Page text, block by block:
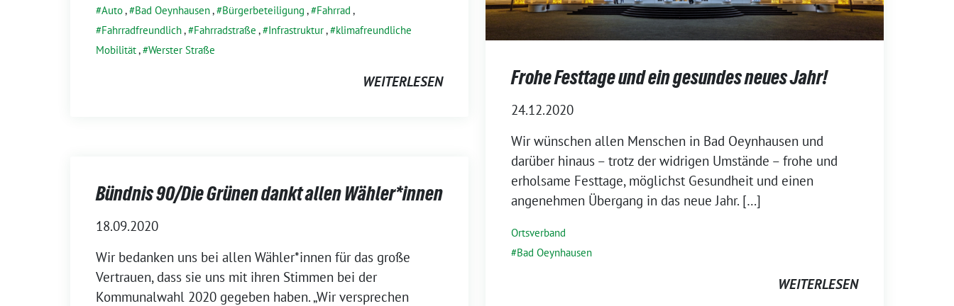
Auto, Bad Oeynhausen, Bürgerbeteiligung , Fahrrad ,
Fahrradfreundlich, Fahrradstraße , Infrastruktur,
klimafreundliche
Mobilität, Werster Straße
WEITERLESEN Frohe Festtage und ein gesundes neues Jahr!
24.12.2020
Wir wünschen allen Menschen in Bad Oeynhausen und
darüber hinaus – trotz der widrigen Umstände – frohe und
erholsame Festtage, möglichst Gesundheit und einen
angenehmen Übergang in das neue Jahr. […]
Ortsverband
Bad Oeynhausen
WEITERLESEN
Bündnis 90/Die Grünen dankt allen Wähler*innen
18.09.2020
Wir bedanken uns bei allen Wähler*innen für das große
Vertrauen, dass sie uns mit ihren Stimmen bei der
Kommunalwahl 2020 gegeben haben. „Wir versprechen